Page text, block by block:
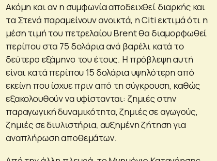
Ακόμη και αν η συμφωνία αποδειχθεί διαρκής και
τα Στενά παραμείνουν ανοικτά, η Citi εκτιμά ότι η
μέση τιμή του πετρελαίου Brent θα διαμορφωθεί
περίπου στα 75 δολάρια ανά βαρέλι κατά το
δεύτερο εξάμηνο του έτους. Η πρόβλεψη αυτή
είναι κατά περίπου 15 δολάρια υψηλότερη από
εκείνη που ίσχυε πριν από τη σύγκρουση, καθώς
εξακολουθούν να υφίστανται: ζημιές στην
παραγωγική δυναμικότητα, ζημιές σε αγωγούς,
ζημιές σε διυλιστήρια, αυξημένη ζήτηση για
αναπλήρωση αποθεμάτων.